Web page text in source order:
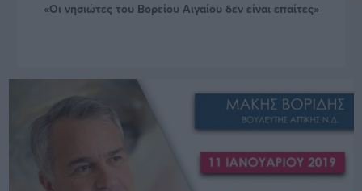
«Οι νησιώτες του Βορείου Αιγαίου δεν είναι επαίτες»